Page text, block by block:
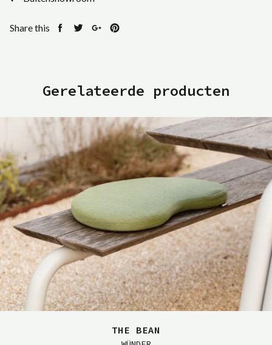
Share this
Gerelateerde producten
THE BEAN